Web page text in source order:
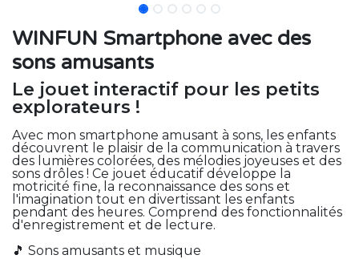
WINFUN Smartphone avec des
sons amusants
Le jouet interactif pour les petits
explorateurs !
Avec mon smartphone amusant à sons, les enfants
découvrent le plaisir de la communication à travers
des lumières colorées, des mélodies joyeuses et des
sons drôles ! Ce jouet éducatif développe la
motricité fine, la reconnaissance des sons et
l'imagination tout en divertissant les enfants
pendant des heures. Comprend des fonctionnalités
d'enregistrement et de lecture.
🎵 Sons amusants et musique